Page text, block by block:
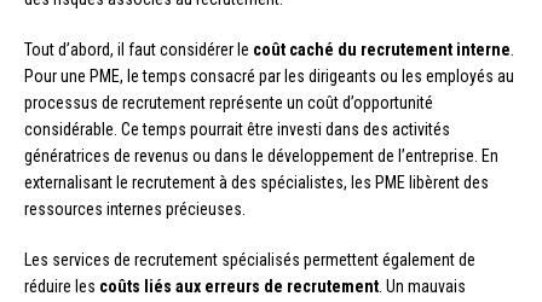
Tout d’abord, il faut considérer le coût caché du recrutement interne
Pour une PME, le temps consacré par les dirigeants ou les employés au
processus de recrutement représente un coût d’opportunité
considérable. Ce temps pourrait être investi dans des activités
génératrices de revenus ou dans le développement de l’entreprise. En
externalisant le recrutement à des spécialistes, les PME libèrent des
ressources internes précieuses.
Les services de recrutement spécialisés permettent également de
réduire les coûts liés aux erreurs de recrutement . Un mauvais